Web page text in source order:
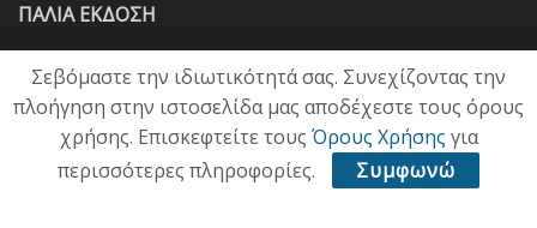
ΠΑΛΙΑ ΕΚΔΟΣΗ
Σεβόμαστε την ιδιωτικότητά σας. Συνεχίζοντας την
πλοήγηση στην ιστοσελίδα μας αποδέχεστε τους όρους
χρήσης. Επισκεφτείτε τους Όρους Χρήσης για
περισσότερες πληροφορίες.
Συμφωνώ